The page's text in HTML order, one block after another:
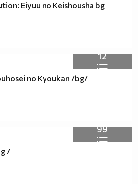
Eiyuu no Keishousha bg
12
no Kyoukan /bg/
99
/